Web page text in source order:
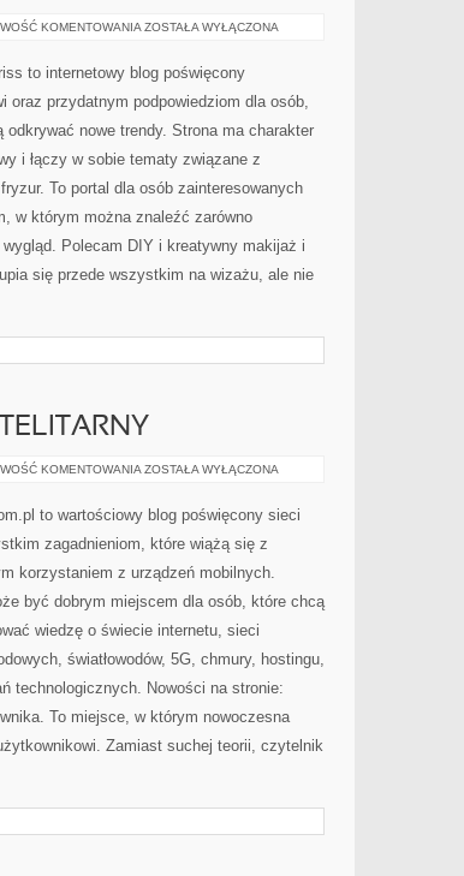
KOMENTOWANIA MODA
ZOSTAŁA WYŁĄCZONA
to internetowy blog poświęcony
oraz przydatnym podpowiedziom dla osób,
odkrywać nowe trendy. Strona ma charakter
i łączy w sobie tematy związane z
To portal dla osób zainteresowanych
w którym można znaleźć zarówno
Polecam DIY i kreatywny makijaż i
się przede wszystkim na wizażu, ale nie
KOMENTOWANIA INTERNET
SATELITARNY
ZOSTAŁA WYŁĄCZONA
to wartościowy blog poświęcony sieci
zagadnieniom, które wiążą się z
korzystaniem z urządzeń mobilnych.
być dobrym miejscem dla osób, które chcą
wiedzę o świecie internetu, sieci
światłowodów, 5G, chmury, hostingu,
technologicznych. Nowości na stronie:
To miejsce, w którym nowoczesna
Zamiast suchej teorii, czytelnik